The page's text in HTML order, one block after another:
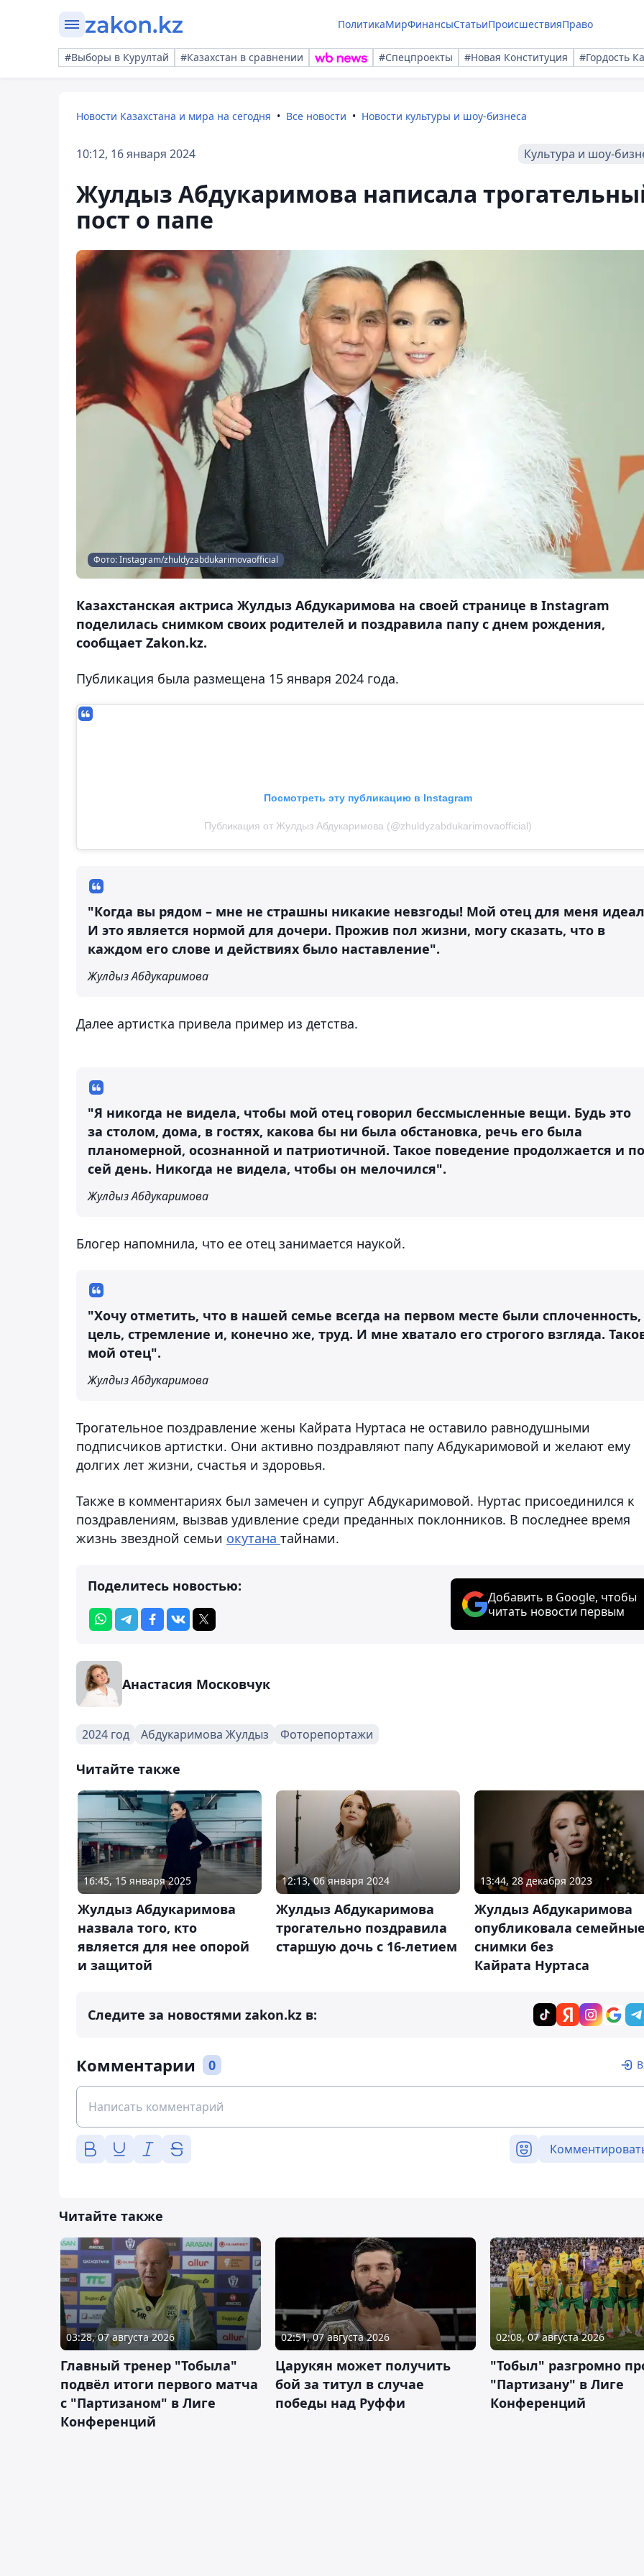
ПолитикаМирФинансыСтатьиПроисшествияПраво
#Выборы в Курултай #Казахстан в сравнении #Спецпроекты #Новая Конституция #Гордость
Новости Казахстана и мира на сегодня Все новости Новости культуры и шоу-бизнеса
10:12, 16 января 2024 Культура и шоу-
Жулдыз Абдукаримова написала
пост о папе
Фото: Instagram/zhuldyzabdukarimovaofficial
Казахстанская актриса Жулдыз Абдукаримова на своей странице в Instagram
поделилась снимком своих родителей и поздравила папу с днем рождения,
сообщает Zakon.kz.
Публикация была размещена 15 января 2024 года.
Посмотреть эту публикацию в Instagram
Публикация от Жулдыз Абдукаримова (@zhuldyzabdukarimovaofficial)
"Когда вы рядом – мне не страшны никакие невзгоды! Мой отец для меня
И это является нормой для дочери. Прожив пол жизни, могу сказать, что в
каждом его слове и действиях было наставление".
Жулдыз Абдукаримова
Далее артистка привела пример из детства.
"Я никогда не видела, чтобы мой отец говорил бессмысленные вещи. Будь это
за столом, дома, в гостях, какова бы ни была обстановка, речь его была
планомерной, осознанной и патриотичной. Такое поведение продолжается и по
сей день. Никогда не видела, чтобы он мелочился".
Жулдыз Абдукаримова
Блогер напомнила, что ее отец занимается наукой.
"Хочу отметить, что в нашей семье всегда на первом месте были сплоченность,
цель, стремление и, конечно же, труд. И мне хватало его строгого взгляда.
мой отец".
Жулдыз Абдукаримова
Трогательное поздравление жены Кайрата Нуртаса не оставило равнодушными
подписчиков артистки. Они активно поздравляют папу Абдукаримовой и желают ему
долгих лет жизни, счастья и здоровья.
Также в комментариях был замечен и супруг Абдукаримовой. Нуртас присоединился к
поздравлениям, вызвав удивление среди преданных поклонников. В последнее время
жизнь звездной семьи окутана тайнами.
Поделитесь новостью:
Добавить в Google, чтобы
читать новости первым
Анастасия Московчук
2024 год Абдукаримова Жулдыз Фоторепортажи
Читайте также
16:45, 15 января 2025
Жулдыз Абдукаримова
назвала того, кто
является для нее опорой
и защитой
12:13, 06 января 2024
Жулдыз Абдукаримова
трогательно поздравила
старшую дочь с 16-летием
13:44, 28 декабря 2023
Жулдыз Абдукаримова
опубликовала
снимки без
Кайрата Нуртаса
Следите за новостями zakon.kz в:
Комментарии 0
Читайте также
03:28, 07 августа 2026
Главный тренер "Тобыла"
подвёл итоги первого матча
с "Партизаном" в Лиге
Конференций
02:51, 07 августа 2026
Царукян может получить
бой за титул в случае
победы над Руффи
02:08, 07 августа 2026
"Тобыл" разгромно
"Партизану" в Лиге
Конференций